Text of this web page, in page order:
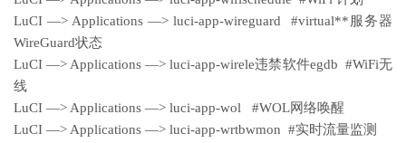
LuCI —> Applications —> luci-app-wireguard #virtual**服务器
WireGuard状态
LuCI —> Applications —> luci-app-wirele违禁软件egdb #WiFi无
线
LuCI —> Applications —> luci-app-wol #WOL网络唤醒
LuCI —> Applications —> luci-app-wrtbwmon #实时流量监测